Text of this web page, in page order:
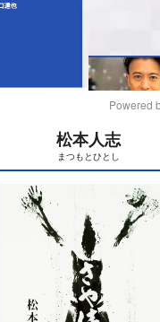
Powered
松本人志
まつもとひとし